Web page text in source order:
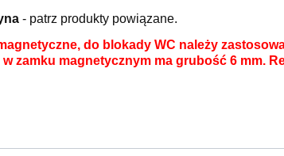
- patrz produkty powiązane.
do blokady WC należy
zamku magnetycznym ma grubość 6 mm.